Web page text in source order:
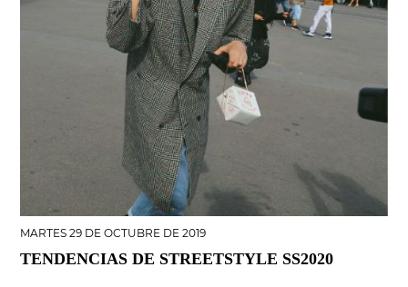
MARTES 29 DE OCTUBRE DE 2019
TENDENCIAS DE STREETSTYLE SS2020